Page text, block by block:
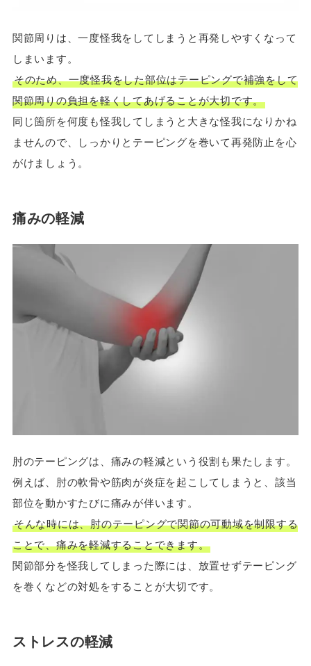
関節周りは、一度怪我をしてしまうと再発しやすくなって
しまいます。
そのため、一度怪我をした部位はテーピングで補強をして
関節周りの負担を軽くしてあげることが大切です。
同じ箇所を何度も怪我してしまうと大きな怪我になりかね
ませんので、しっかりとテーピングを巻いて再発防止を心
がけましょう。
痛みの軽減
肘のテーピングは、痛みの軽減という役割も果たします。
例えば、肘の軟骨や筋肉が炎症を起こしてしまうと、該当
部位を動かすたびに痛みが伴います。
そんな時には、肘のテーピングで関節の可動域を制限する
ことで、痛みを軽減することできます。
関節部分を怪我してしまった際には、放置せずテーピング
を巻くなどの対処をすることが大切です。
ストレスの軽減